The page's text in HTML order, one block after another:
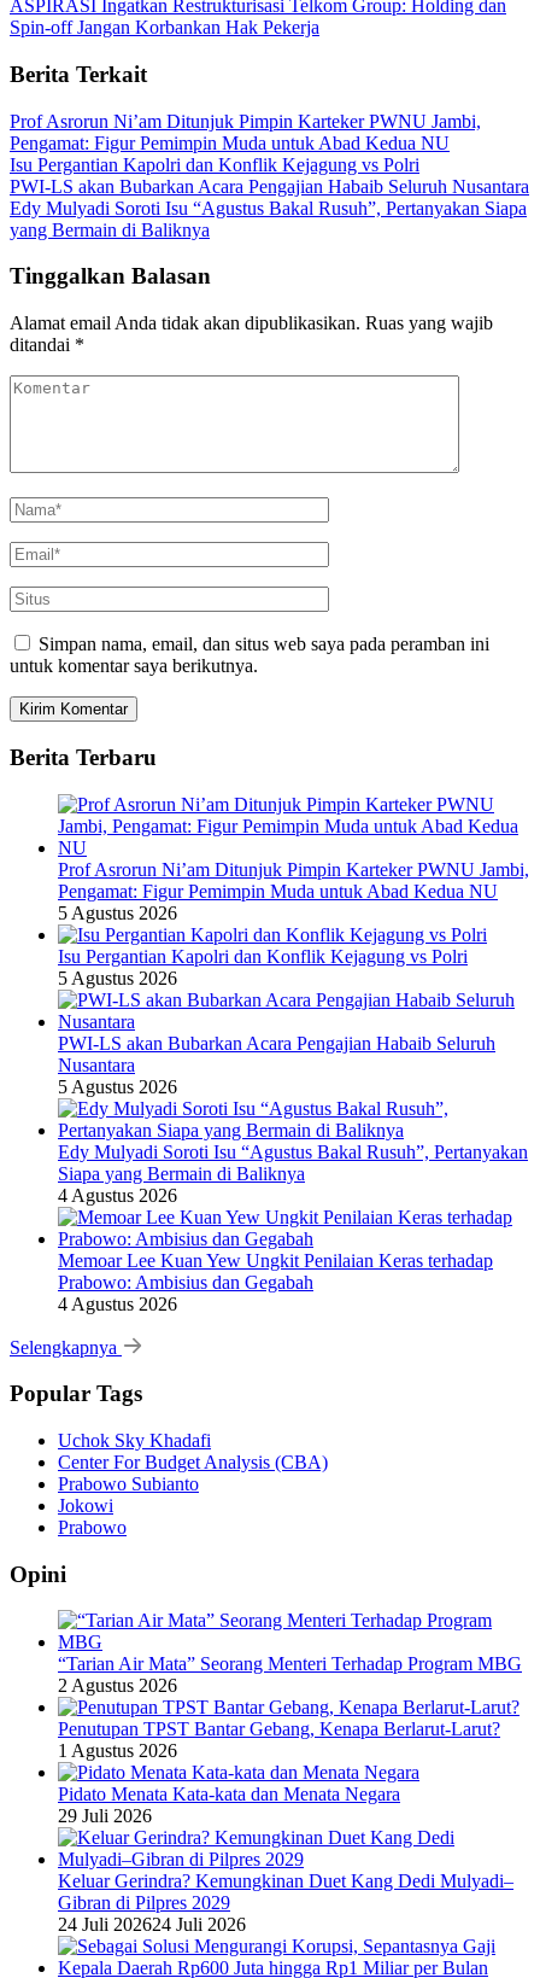
ASPIRASI Ingatkan Restrukturisasi Telkom Group: Holding dan
Spin-off Jangan Korbankan Hak Pekerja
Berita Terkait
Prof Asrorun Ni’am Ditunjuk Pimpin Karteker PWNU Jambi,
Pengamat: Figur Pemimpin Muda untuk Abad Kedua NU
Isu Pergantian Kapolri dan Konflik Kejagung vs Polri
PWI-LS akan Bubarkan Acara Pengajian Habaib Seluruh Nusantara
Edy Mulyadi Soroti Isu “Agustus Bakal Rusuh”, Pertanyakan Siapa
yang Bermain di Baliknya
Tinggalkan Balasan
Alamat email Anda tidak akan dipublikasikan. Ruas yang wajib
ditandai *
Simpan nama, email, dan situs web saya pada peramban ini
untuk komentar saya berikutnya.
Berita Terbaru
Prof Asrorun Ni’am Ditunjuk Pimpin Karteker PWNU Jambi,
Pengamat: Figur Pemimpin Muda untuk Abad Kedua NU
5 Agustus 2026
Isu Pergantian Kapolri dan Konflik Kejagung vs Polri
5 Agustus 2026
PWI-LS akan Bubarkan Acara Pengajian Habaib Seluruh
Nusantara
5 Agustus 2026
Edy Mulyadi Soroti Isu “Agustus Bakal Rusuh”, Pertanyakan
Siapa yang Bermain di Baliknya
4 Agustus 2026
Memoar Lee Kuan Yew Ungkit Penilaian Keras terhadap
Prabowo: Ambisius dan Gegabah
4 Agustus 2026
Selengkapnya
Popular Tags
Uchok Sky Khadafi
Center For Budget Analysis (CBA)
Prabowo Subianto
Jokowi
Prabowo
Opini
“Tarian Air Mata” Seorang Menteri Terhadap Program MBG
2 Agustus 2026
Penutupan TPST Bantar Gebang, Kenapa Berlarut-Larut?
1 Agustus 2026
Pidato Menata Kata-kata dan Menata Negara
29 Juli 2026
Keluar Gerindra? Kemungkinan Duet Kang Dedi Mulyadi–
Gibran di Pilpres 2029
24 Juli 202624 Juli 2026